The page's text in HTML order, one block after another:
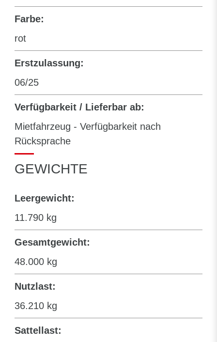
Farbe:
rot
Erstzulassung:
06/25
Verfügbarkeit / Lieferbar ab:
Mietfahrzeug - Verfügbarkeit nach
Rücksprache
GEWICHTE
Leergewicht:
11.790 kg
Gesamtgewicht:
48.000 kg
Nutzlast:
36.210 kg
Sattellast: